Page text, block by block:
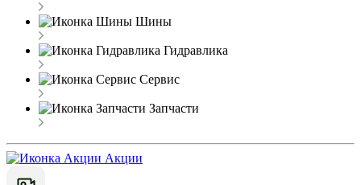
Шины
Гидравлика
Сервис
Запчасти
Акции